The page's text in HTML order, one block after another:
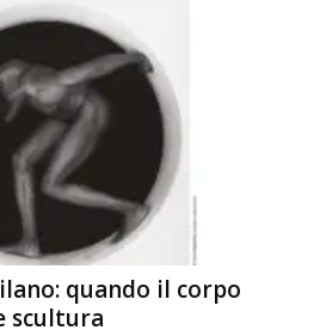
quando il corpo
scultura